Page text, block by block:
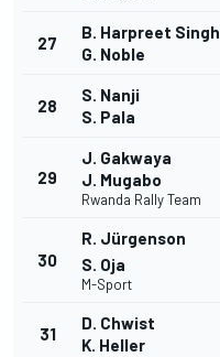
27
B. Harpreet Singh
G. Noble
28
S. Nanji
S. Pala
29
J. Gakwaya
J. Mugabo
Rwanda Rally Team
30
R. Jürgenson
S. Oja
M-Sport
31
D. Chwist
K. Heller